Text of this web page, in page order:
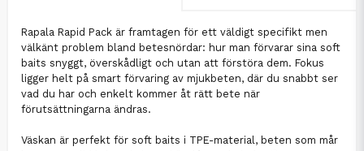
Rapala Rapid Pack är framtagen för ett väldigt specifikt men
välkänt problem bland betesnördar: hur man förvarar sina soft
baits snyggt, överskådligt och utan att förstöra dem. Fokus
ligger helt på smart förvaring av mjukbeten, där du snabbt ser
vad du har och enkelt kommer åt rätt bete när
förutsättningarna ändras.
Väskan är perfekt för soft baits i TPE-material, beten som mår